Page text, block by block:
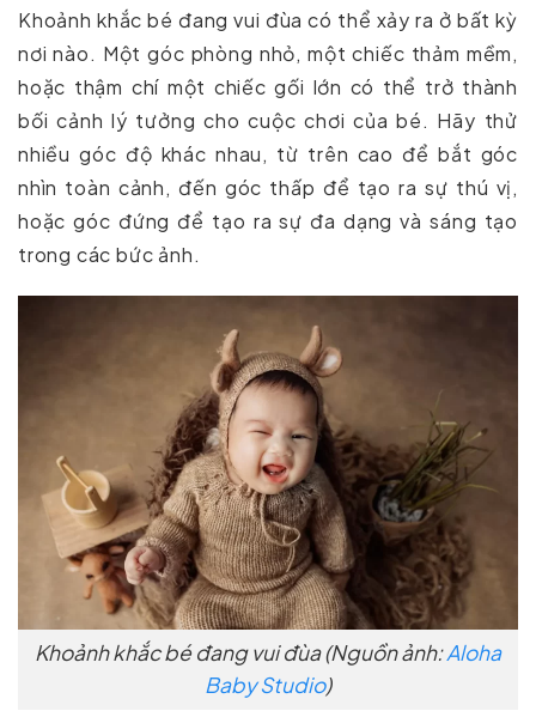
Khoảnh khắc bé đang vui đùa có thể xảy ra ở bất kỳ
nơi nào. Một góc phòng nhỏ, một chiếc thảm mềm,
hoặc thậm chí một chiếc gối lớn có thể trở thành
bối cảnh lý tưởng cho cuộc chơi của bé. Hãy thử
nhiều góc độ khác nhau, từ trên cao để bắt góc
nhìn toàn cảnh, đến góc thấp để tạo ra sự thú vị,
hoặc góc đứng để tạo ra sự đa dạng và sáng tạo
trong các bức ảnh.
Khoảnh khắc bé đang vui đùa (Nguồn ảnh:Aloha
Baby Studio)